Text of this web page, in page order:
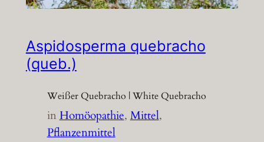
Aspidosperma quebracho
(queb.)
Weißer Quebracho | White Quebracho
inHomöopathie, Mittel
Pflanzenmittel